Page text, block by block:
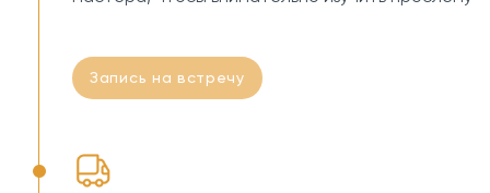
Запись на встречу